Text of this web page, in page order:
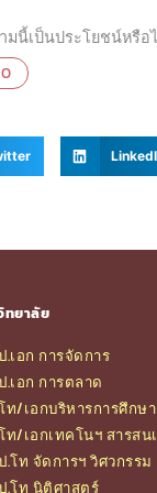
มนี้เป็นประโยชน์หรือ
0
ยาลัย
.เอก การจัดการ
.เอก การตลาด
ท/เอกบริหารการศึกษา
ท/เอกเทคโนฯ สารสน
.โท จัดการฯ วิศวกรรม
.โท นิติศาสตร์